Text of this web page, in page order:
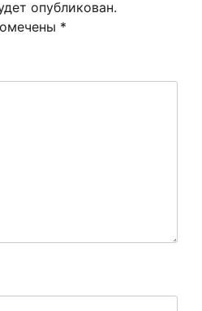
опубликован.
*